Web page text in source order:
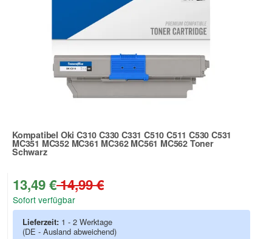
Kompatibel Oki C310 C330 C331 C510 C511 C530 C531
MC351 MC352 MC361 MC362 MC561 MC562 Toner
Schwarz
13,49 €14,99 €
Sofort verfügbar
Lieferzeit: 1 - 2 Werktage
(DE - Ausland abweichend)